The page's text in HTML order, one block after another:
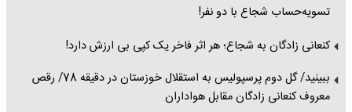
تسویه‌حساب شجاع با دو نفر!
کنعانی زادگان به شجاع؛ هر اثر فاخر یک کپی بی ارزش دارد!
ببینید/ گل دوم پرسپولیس به استقلال خوزستان در دقیقه 78/ رقص
معروف کنعانی زادگان مقابل هواداران